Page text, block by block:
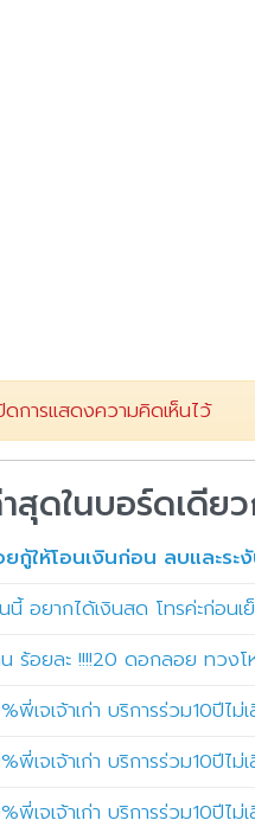
ดการแสดงความคิดเห็นไว้
สุดในบอร์ดเดีย
กู้ให้โอนเงินก่อน ลบและระ
นี้ อยากได้เงินสด โทรค่ะก่อน
ร้อยละ !!!!20 ดอกลอย ทวง
พี่เจเจ้าเก่า บริการร่วม10ปีไ
พี่เจเจ้าเก่า บริการร่วม10ปีไ
พี่เจเจ้าเก่า บริการร่วม10ปีไ